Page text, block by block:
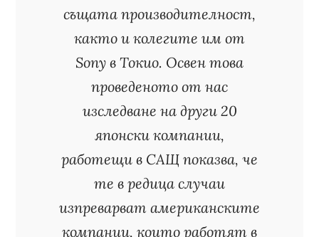
същата производителност,
както и колегите им от
Sony в Токио. Освен това
проведеното от нас
изследване на други 20
японски компании,
работещи в САЩ показва, че
те в редица случаи
изпреварват американските
компании, които работят в